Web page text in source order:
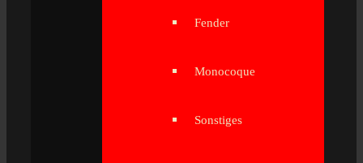
Fender
Monocoque
Sonstiges